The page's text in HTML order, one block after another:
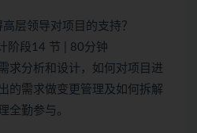
层领导对项目的支持？
阶段14 节 | 80分钟
求分析和设计，如何对项目进
的需求做变更管理及如何拆解
全勤参与。